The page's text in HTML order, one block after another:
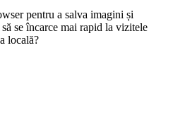
pentru a salva imagini și
se încarce mai rapid la vizitele
locală?